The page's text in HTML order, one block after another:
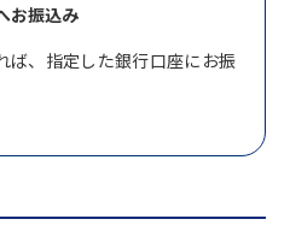
お振込み
ば、指定した銀行口座にお振